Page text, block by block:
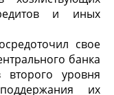
и иных
свое
банка
второго уровня
их